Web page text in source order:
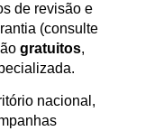
de revisão e
(consulte
gratuitos,
nacional,